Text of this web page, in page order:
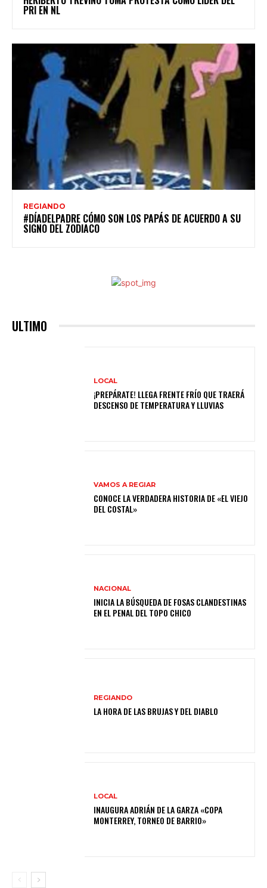
PRI EN NL
REGIANDO
#DÍADELPADRE CÓMO SON LOS PAPÁS DE ACUERDO A SU
SIGNO DEL ZODIACO
ULTIMO
LOCAL
¡PREPÁRATE! LLEGA FRENTE FRÍO QUE TRAERÁ
DESCENSO DE TEMPERATURA Y LLUVIAS
VAMOS A REGIAR
CONOCE LA VERDADERA HISTORIA DE «EL VIEJO
DEL COSTAL»
NACIONAL
INICIA LA BÚSQUEDA DE FOSAS CLANDESTINAS
EN EL PENAL DEL TOPO CHICO
REGIANDO
LA HORA DE LAS BRUJAS Y DEL DIABLO
LOCAL
INAUGURA ADRIÁN DE LA GARZA «COPA
MONTERREY, TORNEO DE BARRIO»